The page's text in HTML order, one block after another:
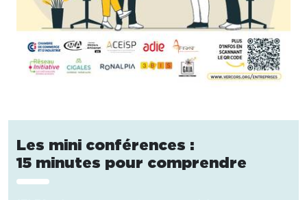
Les mini conférences :
15 minutes pour comprendre